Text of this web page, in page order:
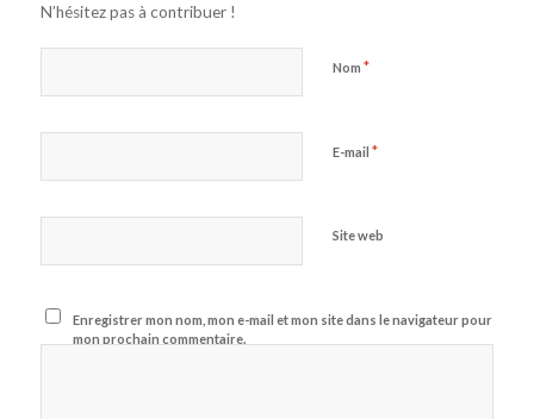
N’hésitez pas à contribuer !
Nom *
E-mail *
Site web
Enregistrer mon nom, mon e-mail et mon site dans le navigateur pour
mon prochain commentaire.